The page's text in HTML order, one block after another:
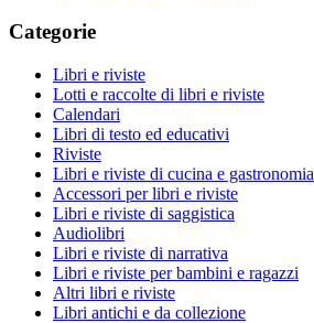
Categorie
Libri e riviste
Lotti e raccolte di libri e riviste
Calendari
Libri di testo ed educativi
Riviste
Libri e riviste di cucina e gastronomia
Accessori per libri e riviste
Libri e riviste di saggistica
Audiolibri
Libri e riviste di narrativa
Libri e riviste per bambini e ragazzi
Altri libri e riviste
Libri antichi e da collezione